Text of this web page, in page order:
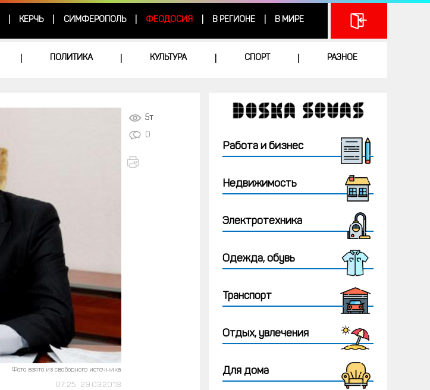
КЕРЧЬ СИМФЕРОПОЛЬ ФЕОДОСИЯ В РЕГИОНЕ В МИРЕ
ПОЛИТИКА КУЛЬТУРА СПОРТ РАЗНОЕ
Фото взято из свободного источника
07:25 29.03.2018
5т
0
Работа и бизнес
Недвижимость
Электротехника
Одежда, обувь
Транспорт
Отдых, увлечения
Для дома